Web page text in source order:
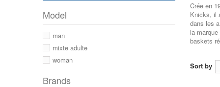
Crée en
Knicks, il
dans les
la
baskets
Sort by
Model
man
mixte adulte
woman
Brands